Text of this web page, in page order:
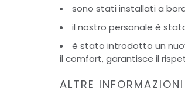
sono stati installati a
il nostro personale è
è stato introdotto un
il comfort, garantisce il
ALTRE INFORMAZIONI